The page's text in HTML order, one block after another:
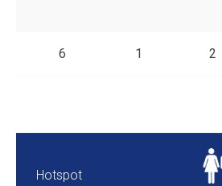
6 1 2
Hotspot